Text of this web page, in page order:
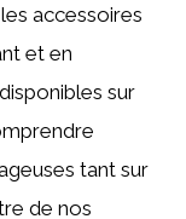
accessoires
et en
disponibles sur
tant sur
de nos